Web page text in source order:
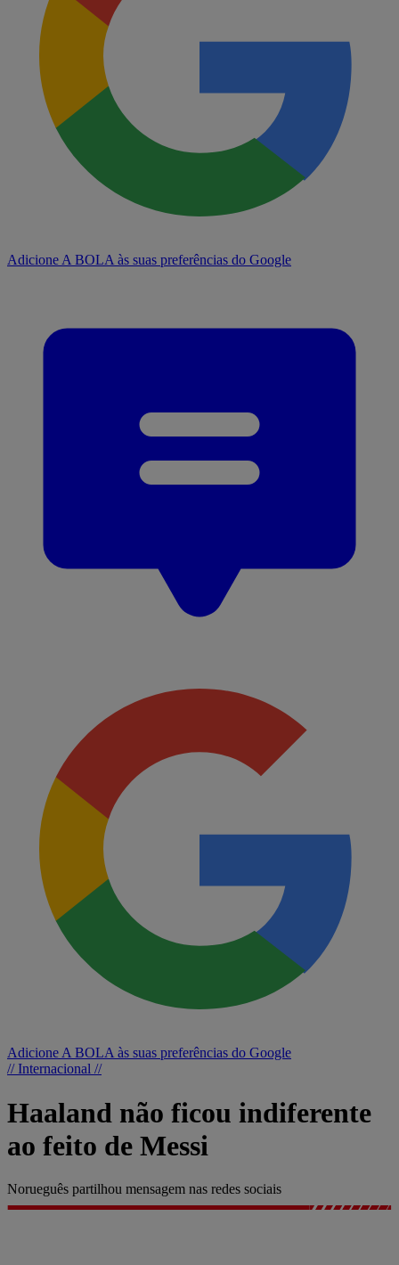
Adicione A BOLA às suas preferências do Google
Adicione A BOLA às suas preferências do Google
// Internacional //
Haaland não ficou indiferente
ao feito de Messi
Norueguês partilhou mensagem nas redes sociais